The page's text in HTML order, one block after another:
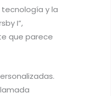
y la
I”,
que parece